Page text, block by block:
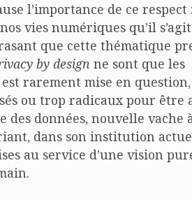
l’importance de ce
vies numériques qu’il
que cette thématique
by design ne sont que les
rarement mise en question,
ou trop radicaux pour être
des données, nouvelle vache
dans son institution
au service d’une vision